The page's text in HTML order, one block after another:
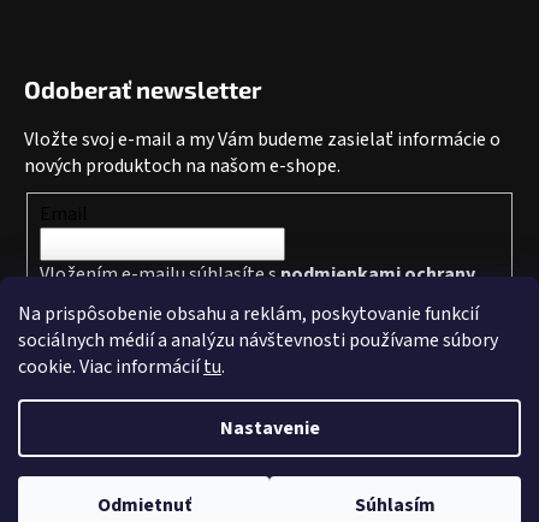
Na prispôsobenie obsahu a reklám, poskytovanie funkcií
sociálnych médií a analýzu návštevnosti používame súbory
cookie. Viac informáciítu.
Nastavenie
Odmietnuť Súhlasím
Odoberať newsletter
Vložte svoj e-mail a my Vám budeme zasielať informácie o
nových produktoch na našom e-shope.
Vložením e-mailu súhlasíte spodmienkami ochrany
osobných údajov
PRIHLÁSIŤ SA
Vytvoril Shoptet a
Adatelier
Copyright 2026Level3Divers . Všetky práva vyhradené.